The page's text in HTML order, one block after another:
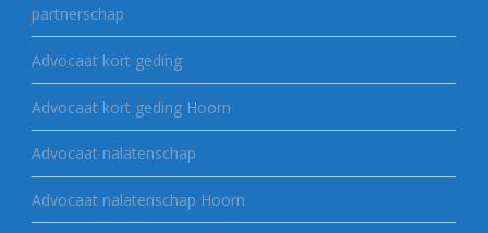
partnerschap
Advocaat kort geding
Advocaat kort geding Hoorn
Advocaat nalatenschap
Advocaat nalatenschap Hoorn